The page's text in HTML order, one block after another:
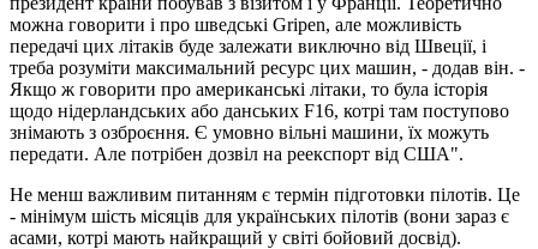
можна говорити і про шведські Gripen, але можливість
передачі цих літаків буде залежати виключно від Швеції, і
треба розуміти максимальний ресурс цих машин, - додав він. -
Якщо ж говорити про американські літаки, то була історія
щодо нідерландських або данських F16, котрі там поступово
знімають з озброєння. Є умовно вільні машини, їх можуть
передати. Але потрібен дозвіл на реекспорт від США".
Не менш важливим питанням є термін підготовки пілотів. Це
- мінімум шість місяців для українських пілотів (вони зараз є
асами, котрі мають найкращий у світі бойовий досвід).